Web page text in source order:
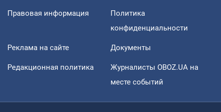
Правовая информация
Политика
конфиденциальности
Реклама на сайте Документы
Редакционная политика
Журналисты OBOZ.UA на
месте событий